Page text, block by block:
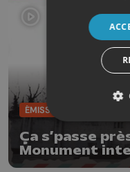
ÉMISSIONS
Ça s’passe
Monument